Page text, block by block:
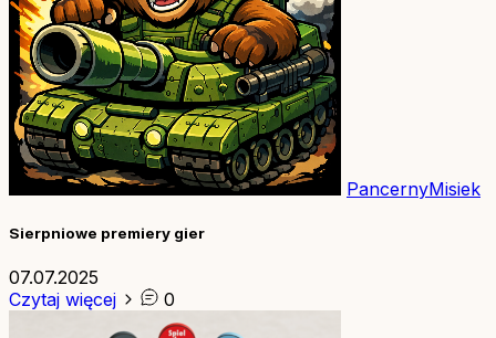
PancernyMisiek
Sierpniowe premiery gier
07.07.2025
Czytaj więcej
0